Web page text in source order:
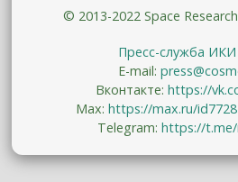
© 2013-2022 Space
Пресс-служба
E-mail:
Вконтакте: https://
Max: https://max.ru/
Telegram:https://t.me/